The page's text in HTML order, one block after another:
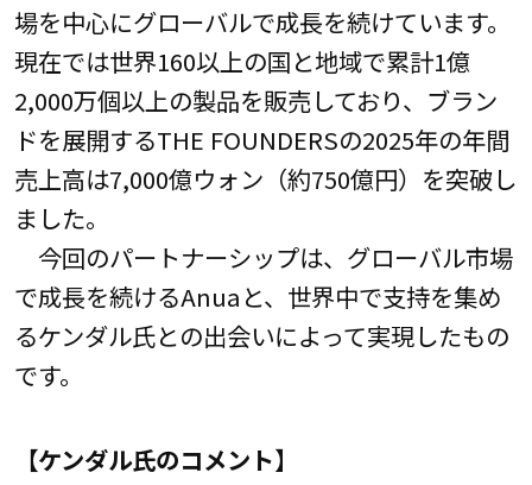
場を中心にグローバルで成長を続けています。
現在では世界160以上の国と地域で累計1億
2,000万個以上の製品を販売しており、ブラン
ドを展開するTHE FOUNDERSの2025年の年間
売上高は7,000億ウォン（約750億円）を突破し
ました。
今回のパートナーシップは、グローバル市場
で成長を続けるAnuaと、世界中で支持を集め
るケンダル氏との出会いによって実現したもの
です。
【ケンダル氏のコメント】